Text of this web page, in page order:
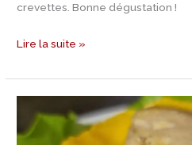
crevettes. Bonne dégustation !
Lire la suite »
Foie